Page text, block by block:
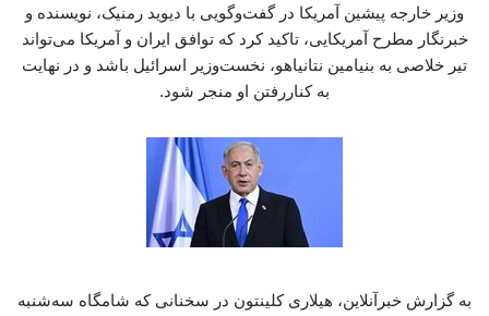
وزیر خارجه پیشین آمریکا در گفت‌وگویی با دیوید رمنیک، نویسنده و
خبرنگار مطرح آمریکایی، تاکید کرد که توافق ایران و آمریکا می‌تواند
تیر خلاصی به بنیامین نتانیاهو، نخست‌وزیر اسرائیل باشد و در نهایت
به کناررفتن او منجر شود.
به گزارش خبرآنلاین، هیلاری کلینتون در سخنانی که شامگاه سه‌شنبه